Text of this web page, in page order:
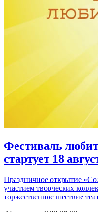
Фестиваль
стартует 18
Праздничное открытие
участием творческих
торжественное шествие